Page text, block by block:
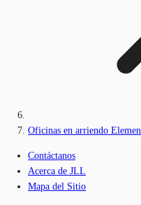
Oficinas en arriendo
Contáctanos
Acerca de JLL
Mapa del Sitio